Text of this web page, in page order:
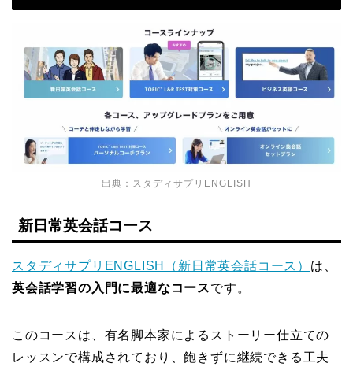
出典：スタディサプリENGLISH
新日常英会話コース
スタディサプリENGLISH（新日常英会話コース） は、
英会話学習の入門に最適なコースです。
このコースは、有名脚本家によるストーリー仕立ての
レッスンで構成されており、飽きずに継続できる工夫